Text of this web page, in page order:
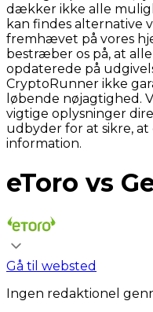
dækker ikke alle
kan findes alternative
fremhævet på vores
bestræber os på, at
opdaterede på
CryptoRunner ikke
løbende nøjagtighed.
vigtige oplysninger
udbyder for at sikre,
information.
eToro vs
Gå til websted
Ingen redaktionel